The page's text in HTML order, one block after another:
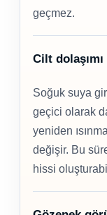
geçmez.
Cilt dolaşımı
Soğuk suya
geçici olarak
yeniden
değişir. Bu
hissi